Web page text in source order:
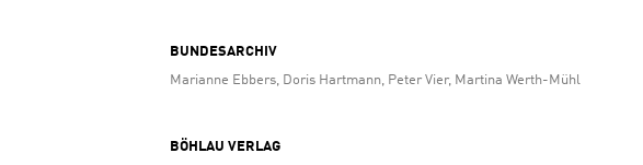
BUNDESARCHIV
Marianne Ebbers, Doris Hartmann, Peter Vier, Martina Werth-Mühl
BÖHLAU VERLAG